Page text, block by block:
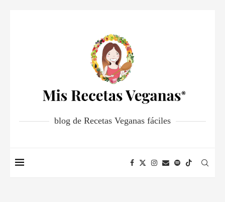
blog de Recetas Veganas fáciles